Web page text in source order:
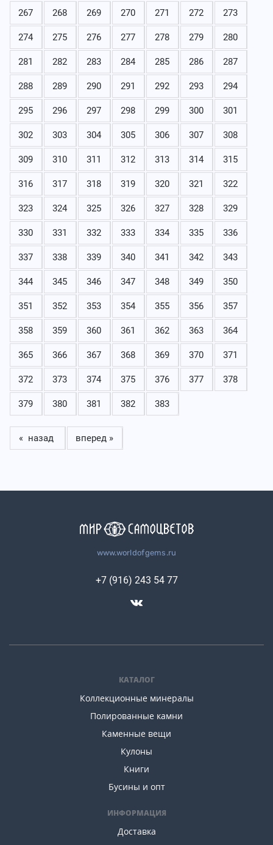
267 268 269 270 271 272 273
274 275 276 277 278 279 280
281 282 283 284 285 286 287
288 289 290 291 292 293 294
295 296 297 298 299 300 301
302 303 304 305 306 307 308
309 310 311 312 313 314 315
316 317 318 319 320 321 322
323 324 325 326 327 328 329
330 331 332 333 334 335 336
337 338 339 340 341 342 343
344 345 346 347 348 349 350
351 352 353 354 355 356 357
358 359 360 361 362 363 364
365 366 367 368 369 370 371
372 373 374 375 376 377 378
379 380 381 382 383
« назад вперед »
www.worldofgems.ru
КАТАЛОГ
Коллекционные минералы
Полированные камни
Каменные вещи
Кулоны
Книги
Бусины и опт
ИНФОРМАЦИЯ
Доставка
+7 (916) 243 54 77